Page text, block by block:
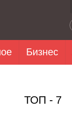
Бизнес
ТОП - 7